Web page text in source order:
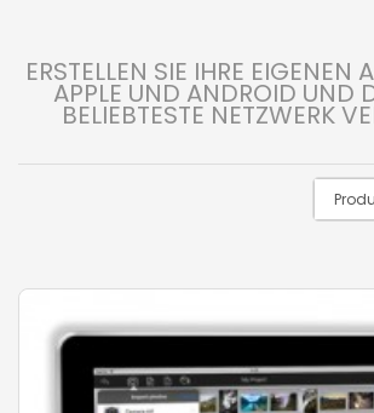
ERSTELLEN SIE IHRE EIGENEN
APPLE UND ANDROID UND
BELIEBTESTE NETZWERK